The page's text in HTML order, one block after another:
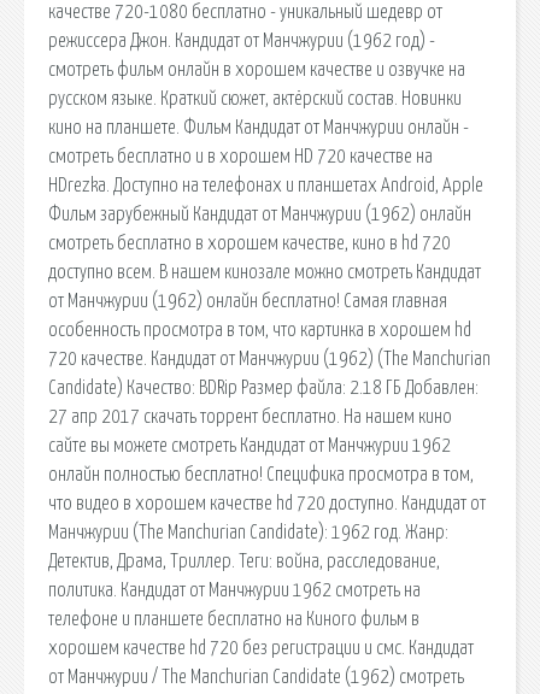
качестве 720-1080 бесплатно - уникальный шедевр от
режиссера Джон. Кандидат от Манчжурии (1962 год) -
смотреть фильм онлайн в хорошем качестве и озвучке на
русском языке. Краткий сюжет, актёрский состав. Новинки
кино на планшете. Фильм Кандидат от Манчжурии онлайн -
смотреть бесплатно и в хорошем HD 720 качестве на
HDrezka. Доступно на телефонах и планшетах Android, Apple
Фильм зарубежный Кандидат от Манчжурии (1962) онлайн
смотреть бесплатно в хорошем качестве, кино в hd 720
доступно всем. В нашем кинозале можно смотреть Кандидат
от Манчжурии (1962) онлайн бесплатно! Самая главная
особенность просмотра в том, что картинка в хорошем hd
720 качестве. Кандидат от Манчжурии (1962) (The Manchurian
Candidate) Качество: BDRip Размер файла: 2.18 ГБ Добавлен:
27 апр 2017 скачать торрент бесплатно. На нашем кино
сайте вы можете смотреть Кандидат от Манчжурии 1962
онлайн полностью бесплатно! Специфика просмотра в том,
что видео в хорошем качестве hd 720 доступно. Кандидат от
Манчжурии (The Manchurian Candidate): 1962 год. Жанр:
Детектив, Драма, Триллер. Теги: война, расследование,
политика. Кандидат от Манчжурии 1962 смотреть на
телефоне и планшете бесплатно на Киного фильм в
хорошем качестве hd 720 без регистрации и смс. Кандидат
от Манчжурии / The Manchurian Candidate (1962) смотреть